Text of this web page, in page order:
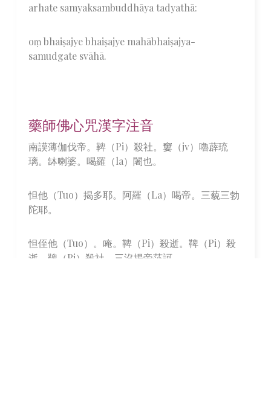
arhate samyaksambuddhāya tadyathā:
oṃ bhaiṣajye bhaiṣajye mahābhaiṣajya-
samudgate svāhā.
藥師佛心咒漢字注音
南謨薄伽伐帝。鞞（Pi）殺社。窶（jv）嚕薜琉
璃。缽喇婆。喝羅（la）闍也。
怛他（Tuo）揭多耶。阿羅（La）喝帝。三藐三勃
陀耶。
怛侄他（Tuo）。唵。鞞（Pi）殺逝。鞞（Pi）殺
逝。鞞（Pi）殺社。三沒揭帝莎訶。